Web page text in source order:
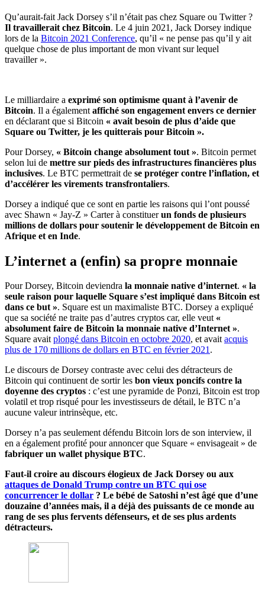
Qu’aurait-fait Jack Dorsey s’il n’était pas chez Square ou Twitter ?
Il travaillerait chez Bitcoin. Le 4 juin 2021, Jack Dorsey indique
lors de la Bitcoin 2021 Conference, qu’il « ne pense pas qu’il y ait
quelque chose de plus important de mon vivant sur lequel
travailler ».
Le milliardaire a exprimé son optimisme quant à l’avenir de
Bitcoin. Il a également affiché son engagement envers ce dernier
en déclarant que si Bitcoin « avait besoin de plus d’aide que
Square ou Twitter, je les quitterais pour Bitcoin ».
Pour Dorsey, « Bitcoin change absolument tout ». Bitcoin permet
selon lui de mettre sur pieds des infrastructures financières plus
inclusives. Le BTC permettrait de se protéger contre l’inflation, et
d’accélérer les virements transfrontaliers.
Dorsey a indiqué que ce sont en partie les raisons qui l’ont poussé
avec Shawn « Jay-Z » Carter à constituerun fonds de plusieurs
millions de dollars pour soutenir le développement de Bitcoin en
Afrique et en Inde.
L’internet a (enfin) sa propre monnaie
Pour Dorsey, Bitcoin deviendra la monnaie native d’internet. « la
seule raison pour laquelle Square s’est impliqué dans Bitcoin est
dans ce but ». Square est un maximaliste BTC. Dorsey a expliqué
que sa société ne traite pas d’autres cryptos car, elle veut «
absolument faire de Bitcoin la monnaie native d’Internet ».
Square avaitplongé dans Bitcoin en octobre 2020, et avaitacquis
plus de 170 millions de dollars en BTC en février 2021.
Le discours de Dorsey contraste avec celui des détracteurs de
Bitcoin qui continuent de sortir les bon vieux poncifs contre la
doyenne des cryptos : c’est une pyramide de Ponzi, Bitcoin est trop
volatil et trop risqué pour les investisseurs de détail, le BTC n’a
aucune valeur intrinsèque, etc.
Dorsey n’a pas seulement défendu Bitcoin lors de son interview, il
en a également profité pour annoncer que Square « envisageait » de
fabriquer un wallet physique BTC.
Faut-il croire au discours élogieux de Jack Dorsey ou aux
attaques de Donald Trump contre un BTC qui ose
concurrencer le dollar ? Le bébé de Satoshi n’est âgé que d’une
douzaine d’années mais, il a déjà des puissants de ce monde au
rang de ses plus fervents défenseurs, et de ses plus ardents
détracteurs.